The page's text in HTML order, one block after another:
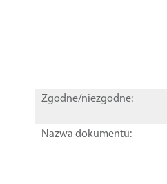
Zgodne/niezgodne:
Nazwa dokumentu: